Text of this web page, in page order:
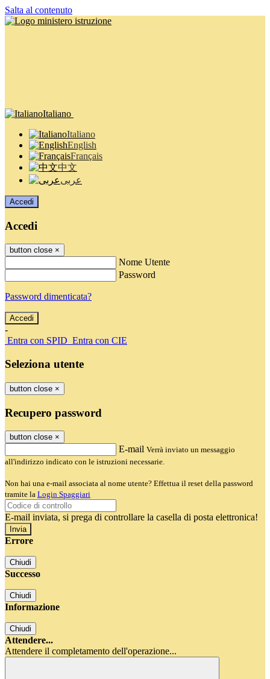
Salta al contenuto
Italiano
Italiano
English
Français
中文
عربى
Accedi
Accedi
button close ×
Nome Utente
Password
Password dimenticata?
-
Entra con SPID Entra con CIE
Seleziona utente
button close ×
Recupero password
button close ×
E-mail Verrà inviato un messaggio
all'indirizzo indicato con le istruzioni necessarie.
Non hai una e-mail associata al nome utente? Effettua il reset della password
tramite la Login Spaggiari
E-mail inviata, si prega di controllare la casella di posta elettronica!
Errore
Chiudi
Successo
Chiudi
Informazione
Chiudi
Attendere...
Attendere il completamento dell'operazione...